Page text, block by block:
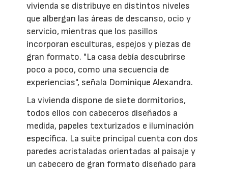
vivienda se distribuye en distintos niveles
que albergan las áreas de descanso, ocio y
servicio, mientras que los pasillos
incorporan esculturas, espejos y piezas de
gran formato. "La casa debía descubrirse
poco a poco, como una secuencia de
experiencias", señala Dominique Alexandra.
La vivienda dispone de siete dormitorios,
todos ellos con cabeceros diseñados a
medida, papeles texturizados e iluminación
específica. La suite principal cuenta con dos
paredes acristaladas orientadas al paisaje y
un cabecero de gran formato diseñado para